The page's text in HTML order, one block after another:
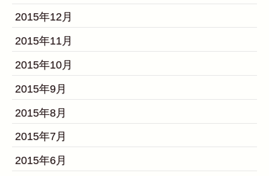
2015年12月
2015年11月
2015年10月
2015年9月
2015年8月
2015年7月
2015年6月